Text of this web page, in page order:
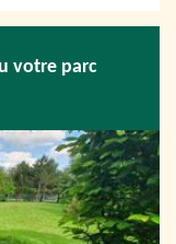
votre parc